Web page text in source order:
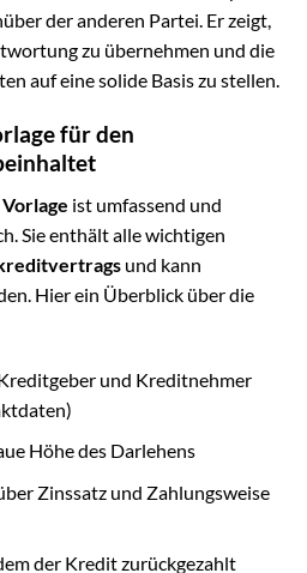
der anderen Partei. Er zeigt,
zu übernehmen und die
auf eine solide Basis zu stellen.
für den
ist umfassend und
Sie enthält alle wichtigen
und kann
Hier ein Überblick über die
und Kreditnehmer
Höhe des Darlehens
Zinssatz und Zahlungsweise
der Kredit zurückgezahlt